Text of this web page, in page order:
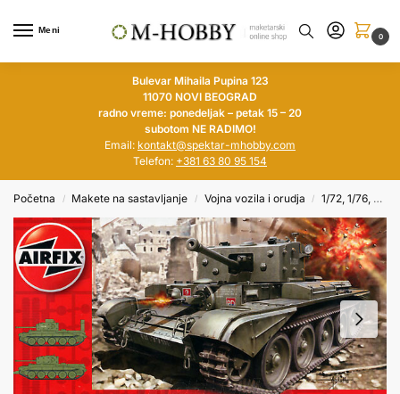
Meni
0
Bulevar Mihaila Pupina 123
11070 NOVI BEOGRAD
radno vreme: ponedeljak – petak 15 – 20
subotom NE RADIMO!
Email: kontakt@spektar-mhobby.com
Telefon: +381 63 80 95 154
Početna / Makete na sastavljanje / Vojna vozila i orudja / 1/72, 1/76, 1/100, 1/144